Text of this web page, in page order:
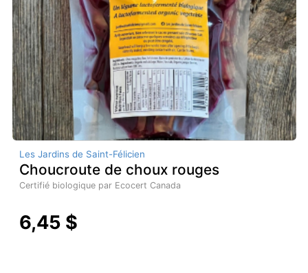
Les Jardins de Saint-Félicien
Choucroute de choux rouges
Certifié biologique par Ecocert Canada
6,45 $